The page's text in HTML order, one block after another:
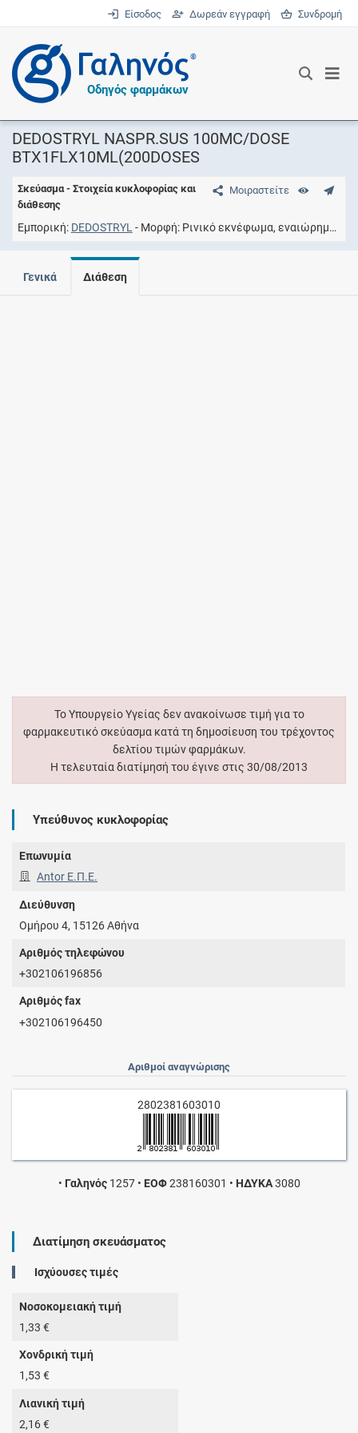
Είσοδος Δωρεάν εγγραφή Συνδρομή
®
Οδηγός φαρμάκων
DEDOSTRYL NASPR.SUS 100MC/DOSE
BTX1FLX10ML(200DOSES
Μοιραστείτε
Σκεύασμα - Στοιχεία κυκλοφορίας και
διάθεσης
Εμπορική DEDOSTRYL Μορφή Ρινικό εκνέφωμα, εναιώρημα
Γενικά Διάθεση
Το Υπουργείο Υγείας δεν ανακοίνωσε τιμή για το
φαρμακευτικό σκεύασμα κατά τη δημοσίευση του τρέχοντος
δελτίου τιμών φαρμάκων.
Η τελευταία διατίμησή του έγινε στις 30/08/2013
Υπεύθυνος κυκλοφορίας
Επωνυμία
Antor Ε.Π.Ε.
Διεύθυνση
Ομήρου 4, 15126 Αθήνα
Αριθμός τηλεφώνου
+302106196856
Αριθμός fax
+302106196450
Αριθμοί αναγνώρισης
2802381603010
• Γαληνός1257 • ΕΟΦ238160301 • ΗΔΥΚΑ3080
Διατίμηση σκευάσματος
Ισχύουσες τιμές
Νοσοκομειακή τιμή
1,33 €
Χονδρική τιμή
1,53 €
Λιανική τιμή
2,16 €